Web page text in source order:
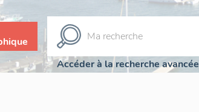
Accéder à la recherche avancée